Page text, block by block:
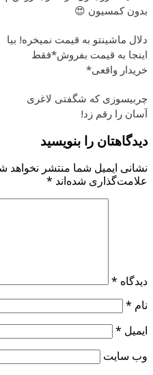
بدون کمسیون 😍
دلال ماشینتو به قیمت نمیخره! بیا
اینجا به قیمت بفروش*فقط
خریدار واقعی*
چربیسوزی که شگفتی لاغری
آسان را رقم زد!
دیدگاهتان را بنویسید
نشانی ایمیل شما منتشر نخواهد
علامت‌گذاری شده‌اند *
دیدگاه *
نام *
ایمیل *
وب‌ سایت